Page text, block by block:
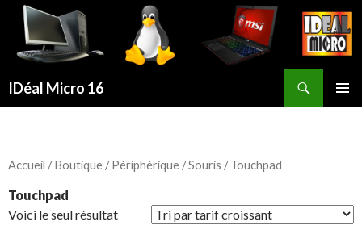
IDéal Micro 16
Accueil /Boutique /Périphérique /Souris / Touchpad
Touchpad
Voici le seul résultat